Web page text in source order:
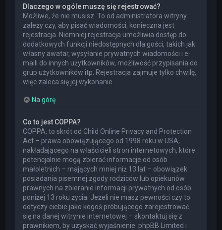
Dlaczego w ogóle muszę się rejestrować?
Możliwe, że nie musisz. To od administratora witryny
zależy czy, aby pisać wiadomości, konieczna jest
rejestracja. Niemniej rejestracja umożliwia dostęp do
dodatkowych funkcji niedostępnych dla gości, takich jak
własny awatar, wysyłanie prywatnych wiadomości i e-
maili do innych użytkowników, możliwość przypisania do
grup użytkowników itp. Rejestracja zajmuje tylko chwilę,
więc zaleca się jej wykonanie.
Na górę
Co to jest COPPA?
COPPA, to skrót od Child Online Privacy and Protection
Act – prawa obowiązującego od 1998 roku w USA,
nakładającego na właścicieli stron internetowych, które
potencjalnie mogą zbierać informacje od osób
małoletnich – mających mniej niż 13 lat – obowiązek
posiadania pisemnej zgody rodziców lub opiekunów
prawnych na zbieranie informacji prywatnych od osób
poniżej 13 roku życia. Jeżeli nie masz pewności czy to
dotyczy ciebie jako kogoś próbującego zarejestrować
się na danej witrynie internetowej – skontaktuj się z
prawnikiem, by uzyskać wyjaśnienie. phpBB Limited i